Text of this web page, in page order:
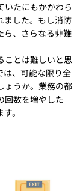
いたにもかかわら
ました。もし消防
ら、さらなる非難
ことは難しいと思
は、可能な限り全
ょうか。業務の都
回数を増やした
。